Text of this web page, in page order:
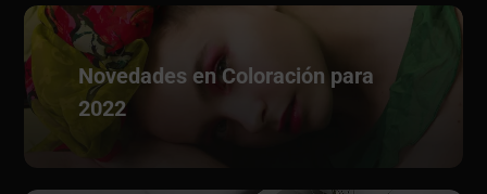
Novedades en Coloración para
2022